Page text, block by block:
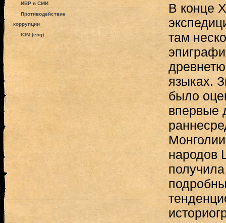
ИВР в СМИ
Противодействие
коррупции
IOM (eng)
В конце
там
языках.
было
впервые
народов